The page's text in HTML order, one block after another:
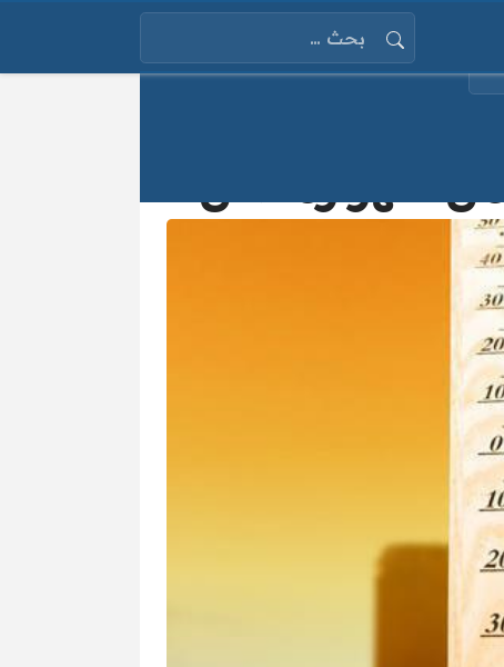
البحث عن: